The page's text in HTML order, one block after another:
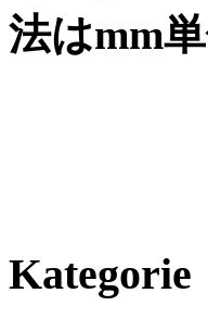
法はmm
Kategorie